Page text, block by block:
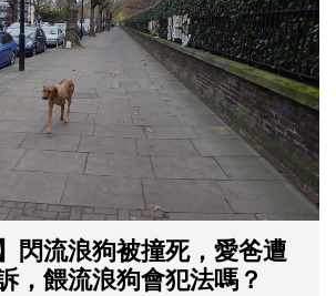
閃流浪狗被撞死，愛爸遭
，餵流浪狗會犯法嗎？